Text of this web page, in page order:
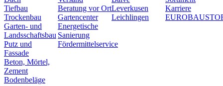
Tiefbau
Trockenbau
Garten- und
Landsschaftsbau
Putz und
Fassade
Beton, Mörtel,
Zement
Bodenbeläge
Beratung vor Ort
Gartencenter
Energetische
Sanierung
Fördermittelservice
Leverkusen
Leichlingen
Karriere